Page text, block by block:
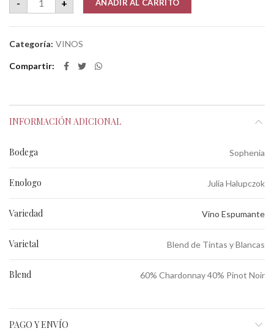
era:
$43,000.00.
es:
$31,000.00.
- + AÑADIR AL CARRITO
Categoría: VINOS
Compartir
INFORMACIÓN ADICIONAL
Bodega Sophenia
Enologo Julia Halupczok
Variedad Vino Espumante
Varietal Blend de Tintas y Blancas
Blend 60% Chardonnay 40% Pinot Noir
PAGO Y ENVÍO